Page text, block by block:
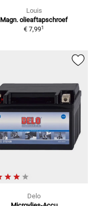
Louis
Magn. olieaftapschroef
€ 7,991
Delo